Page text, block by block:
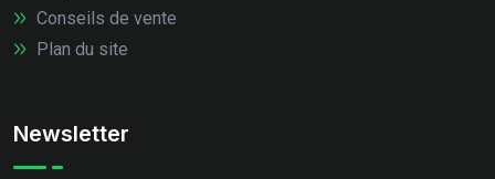
Conseils de vente
Plan du site
Newsletter